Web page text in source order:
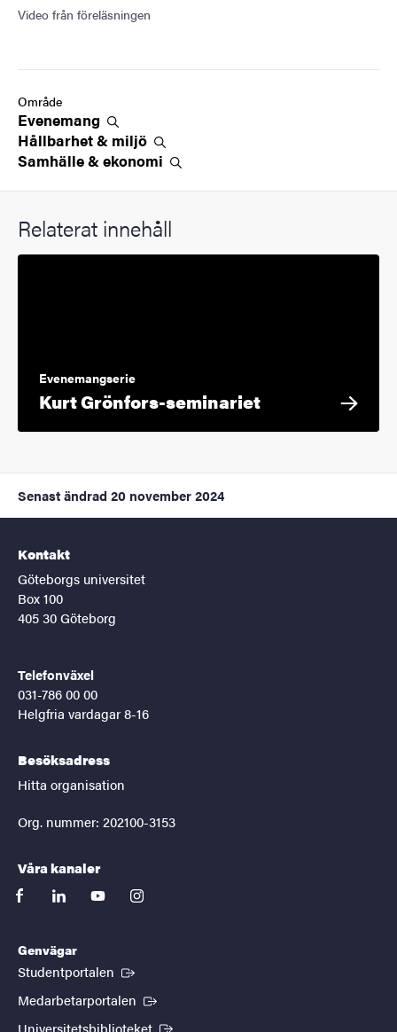
Video från föreläsningen
Område
Evenemang
Hållbarhet & miljö
Samhälle &ekonomi
Relaterat innehåll
Evenemangserie
Kurt Grönfors-seminariet
Senast ändrad 20 november 2024
Kontakt
Göteborgs universitet
Box 100
405 30 Göteborg
Telefonväxel
031-786 00 00
Helgfria vardagar 8-16
Besöksadress
Hitta organisation
Org. nummer: 202100-3153
Våra kanaler
facebooklinkedinyoutubeinstagram
Genvägar
Studentportalen (Extern länk)
Medarbetarportalen (Extern länk)
Universitetsbiblioteket (Extern länk)